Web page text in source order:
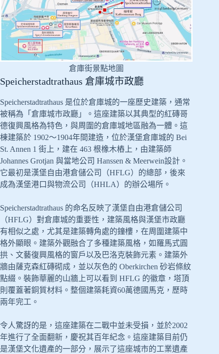
倉庫街景點地圖
Speicherstadtrathaus 倉庫城市政廳
Speicherstadtrathaus 是位於倉庫城的一座歷史建築，通常
被稱為「倉庫城市政廳」。這座建築以其典型的紅磚哥
德復興風格為特色，與周圍的倉庫城地區融為一體。這
棟建築於 1902～1904年間建造，位於漢堡倉庫城的 Bei
St. Annen 1 街上，建在 463 根橡木樁上，由建築師
Johannes Grotjan 與當地公司 Hanssen & Meerwein設計。
它最初是漢堡自由港倉儲公司（HFLG）的總部，後來
成為漢堡港口與物流公司（HHLA）的辦公場所。
Speicherstadtrathaus 的命名反映了漢堡自由港倉儲公司
（HFLG）對倉庫城的重要性，建築風格與漢堡市政廳
有相似之處，尤其是建築轉角處的鐘樓，在周圍建築中
格外顯眼。建築外觀融合了多種建築風格，如羅馬式圓
拱、文藝復興風格的窗戶以及巴洛克裝飾元素。建築外
牆由薩克森紅磚砌成，並以灰色的 Oberkirchen 砂岩條紋
點綴。裝飾華麗的山牆上可以看到 HFLG 的徽章，塔頂
則覆蓋著銅質材料。整個建築耗資60萬德國馬克，歷時
兩年完工。
令人驚訝的是，這座建築在二戰中並未受損，並於2002
年進行了全面翻新，慶祝其百年紀念。這座建築目前仍
是漢堡文化遺產的一部分，展示了這座城市的工業遺產